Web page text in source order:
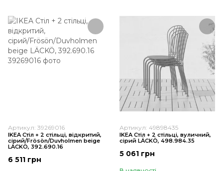
Артикул: 39269016
IKEA Стіл + 2 стільці, відкритий,
сірий/Frösön/Duvholmen beige
LÄCKÖ, 392.690.16
6 511 грн
Артикул: 49898435
IKEA Стіл + 2 стільці, вуличний,
сірий LÄCKÖ, 498.984.35
5 061 грн